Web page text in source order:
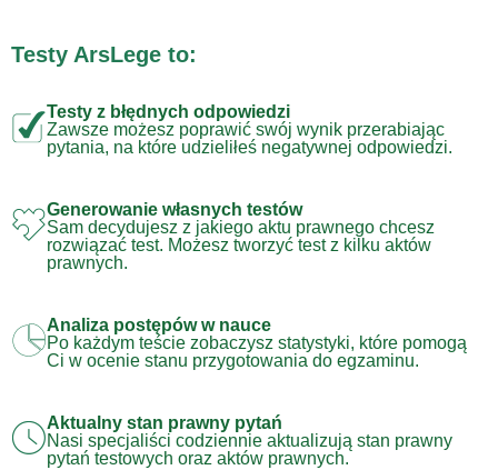
Testy ArsLege to:
Testy z błędnych odpowiedzi
Zawsze możesz poprawić swój wynik przerabiając
pytania, na które udzieliłeś negatywnej odpowiedzi.
Generowanie własnych testów
Sam decydujesz z jakiego aktu prawnego chcesz
rozwiązać test. Możesz tworzyć test z kilku aktów
prawnych.
Analiza postępów w nauce
Po każdym teście zobaczysz statystyki, które pomogą
Ci w ocenie stanu przygotowania do egzaminu.
Aktualny stan prawny pytań
Nasi specjaliści codziennie aktualizują stan prawny
pytań testowych oraz aktów prawnych.